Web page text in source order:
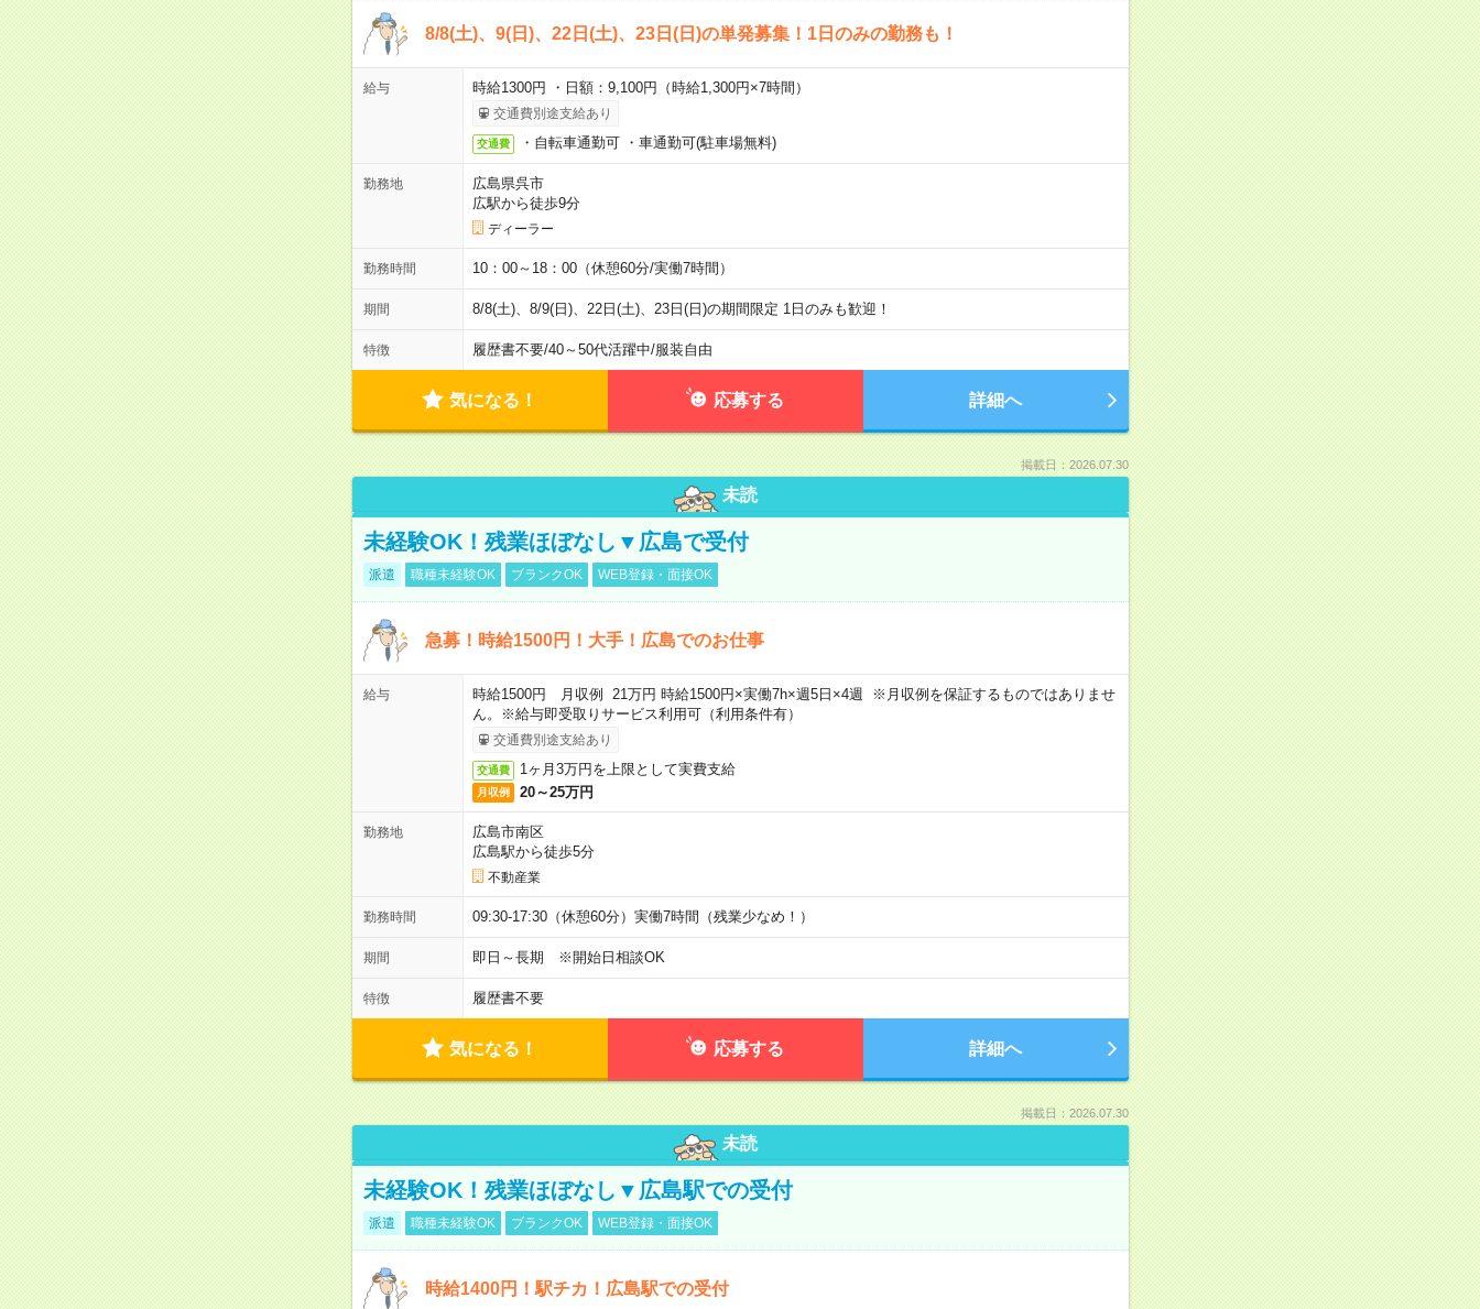
8/8(土)、9(日)、22日(土)、23日(日)の単発募集！1日のみの勤務も！
給与 時給1300円 ・日額：9,100円（時給1,300円×7時間）
交通費別途支給あり
交通費 ・自転車通勤可 ・車通勤可(駐車場無料)
勤務地
広島県呉市
広駅から徒歩9分
ディーラー
勤務時間 10：00～18：00（休憩60分/実働7時間）
期間 8/8(土)、8/9(日)、22日(土)、23日(日)の期間限定 1日のみも歓迎！
特徴 履歴書不要/40～50代活躍中/服装自由
気になる！ 応募する 詳細へ
掲載日：2026.07.30
未読
未経験OK！残業ほぼなし▼広島で受付
派遣 職種未経験OK ブランクOK WEB登録・面接OK
急募！時給1500円！大手！広島でのお仕事
給与
時給1500円 月収例 21万円 時給1500円×実働7h×週5日×4週 ※月収例を保証するものではありませ
ん。※給与即受取りサービス利用可（利用条件有）
交通費別途支給あり
交通費 1ヶ月3万円を上限として実費支給
月収例 20～25万円
勤務地
広島市南区
広島駅から徒歩5分
不動産業
勤務時間 09:30-17:30（休憩60分）実働7時間（残業少なめ！）
期間 即日～長期 ※開始日相談OK
特徴 履歴書不要
気になる！ 応募する 詳細へ
掲載日：2026.07.30
未読
未経験OK！残業ほぼなし▼広島駅での受付
派遣 職種未経験OK ブランクOK WEB登録・面接OK
時給1400円！駅チカ！広島駅での受付